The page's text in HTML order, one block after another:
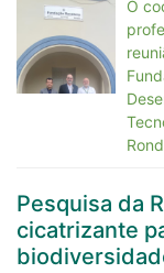
O
Pesquisa da
cicatrizante